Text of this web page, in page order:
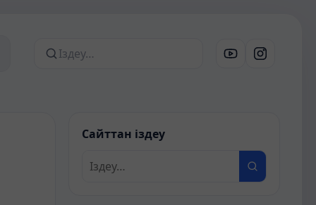
Сайттан іздеу
Сайттан іздеу